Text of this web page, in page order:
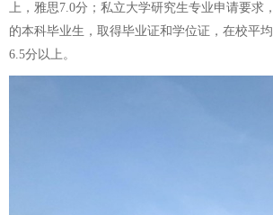
上，雅思7.0分；私立大学研究生专业申请要求
的本科毕业生，取得毕业证和学位证，在校平
6.5分以上。